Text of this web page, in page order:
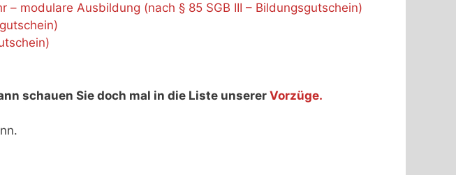
modulare Ausbildung (nach § 85 SGB III – Bildungsgutschein)
schauen Sie doch mal in die Liste unserer Vorzüge.